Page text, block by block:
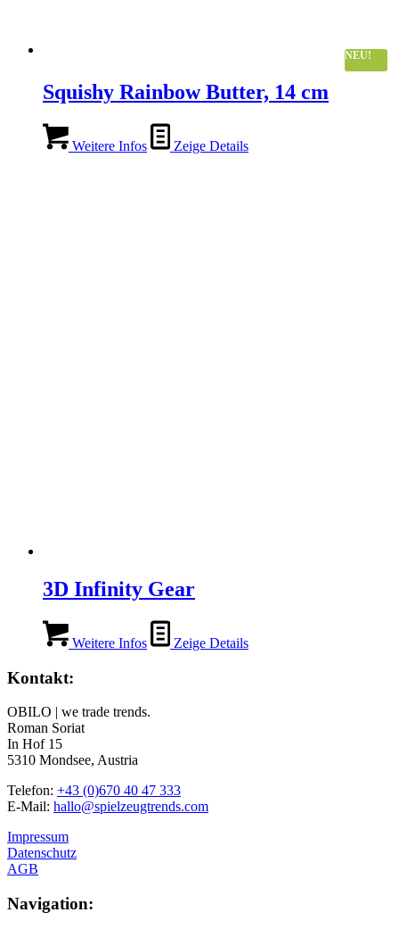
NEU!
Squishy Rainbow Butter, 14 cm
Weitere Infos Zeige Details
3D Infinity Gear
Weitere Infos Zeige Details
Kontakt:
OBILO | we trade trends.
Roman Soriat
In Hof 15
5310 Mondsee, Austria
Telefon: +43 (0)670 40 47 333
E-Mail: hallo@spielzeugtrends.com
Impressum
Datenschutz
AGB
Navigation: